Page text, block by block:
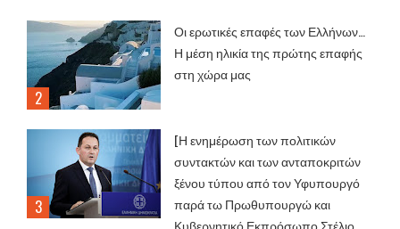
Οι ερωτικές επαφές των Ελλήνων…
Η μέση ηλικία της πρώτης επαφής
στη χώρα μας
[Η ενημέρωση των πολιτικών
συντακτών και των ανταποκριτών
ξένου τύπου από τον Υφυπουργό
παρά τω Πρωθυπουργώ και
Κυβερνητικό Εκπρόσωπο Στέλιο